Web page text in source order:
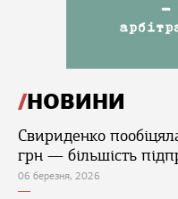
НОВИНИ
Свириденко
грн — більшість
06 березня, 2026